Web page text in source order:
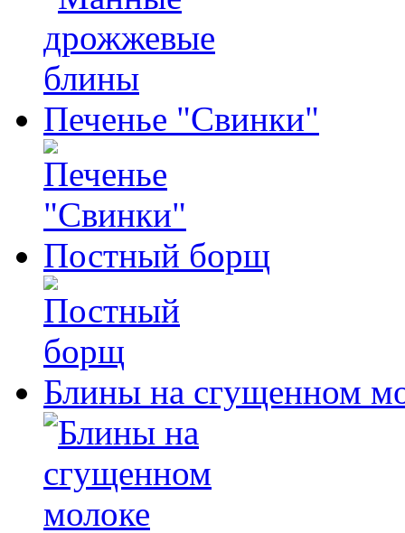
Печенье "Свинки"
Постный борщ
Блины на сгущенном